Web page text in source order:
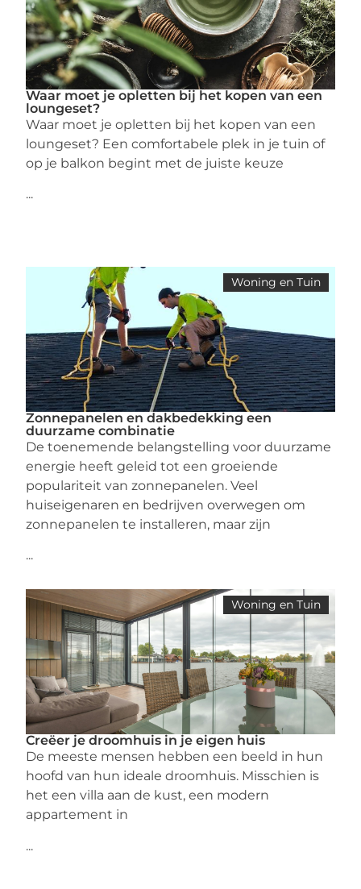
Waar moet je opletten bij het kopen van een
loungeset?
Waar moet je opletten bij het kopen van een
loungeset? Een comfortabele plek in je tuin of
op je balkon begint met de juiste keuze
...
Woning en Tuin
Zonnepanelen en dakbedekking een
duurzame combinatie
De toenemende belangstelling voor duurzame
energie heeft geleid tot een groeiende
populariteit van zonnepanelen. Veel
huiseigenaren en bedrijven overwegen om
zonnepanelen te installeren, maar zijn
...
Woning en Tuin
Creëer je droomhuis in je eigen huis
De meeste mensen hebben een beeld in hun
hoofd van hun ideale droomhuis. Misschien is
het een villa aan de kust, een modern
appartement in
...